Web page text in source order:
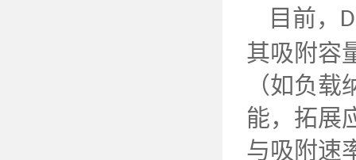
目前，
其吸附容
（如负
能，拓展
与吸附速